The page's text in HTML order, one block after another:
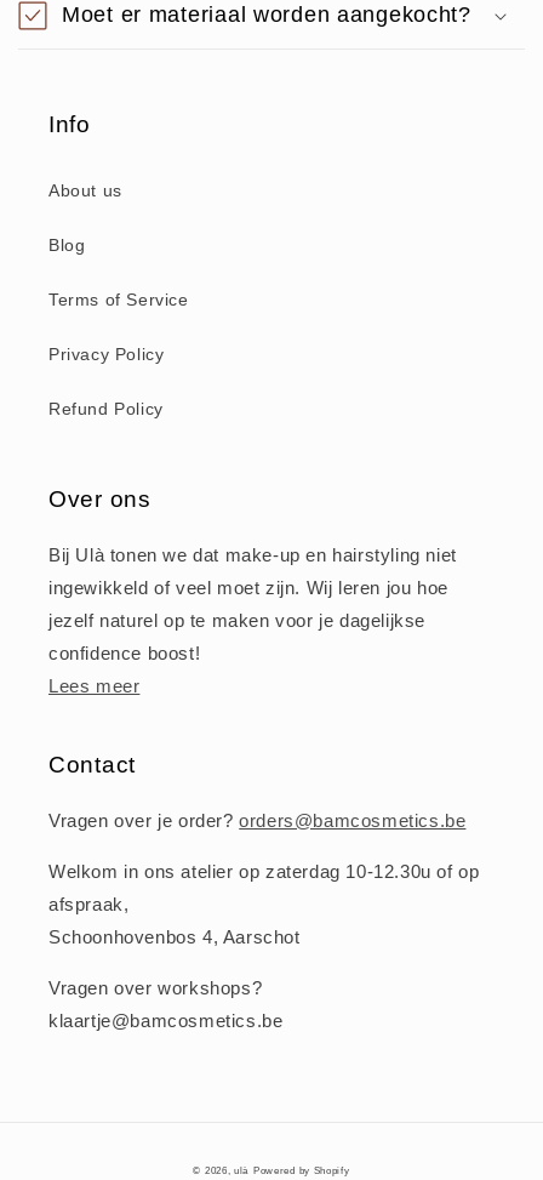
Moet er materiaal worden aangekocht?
Info
About us
Blog
Terms of Service
Privacy Policy
Refund Policy
Over ons
Bij Ulà tonen we dat make-up en hairstyling niet
ingewikkeld of veel moet zijn. Wij leren jou hoe
jezelf naturel op te maken voor je dagelijkse
confidence boost!
Lees meer
Contact
Vragen over je order?orders@bamcosmetics.be
Welkom in ons atelier op zaterdag 10-12.30u of op
afspraak,
Schoonhovenbos 4, Aarschot
Vragen over workshops?
klaartje@bamcosmetics.be
© 2026,ulà Powered by Shopify